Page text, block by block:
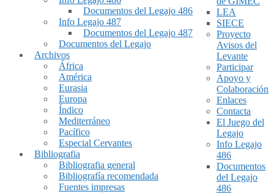
Documentos del Legajo 486
Info Legajo 487
Documentos del Legajo 487
Documentos del Legajo
Archivos
África
América
Eurasia
Europa
Índico
Mediterráneo
Pacífico
Especial Cervantes
Bibliografia
Bibliografia general
Bibliografía recomendada
Fuentes impresas
LEA
SIECE
Proyecto
Avisos del
Levante
Participar
Apoyo y
Colaboración
Enlaces
Contacta
El Juego del
Legajo
Info Legajo
486
Documentos
del Legajo
486